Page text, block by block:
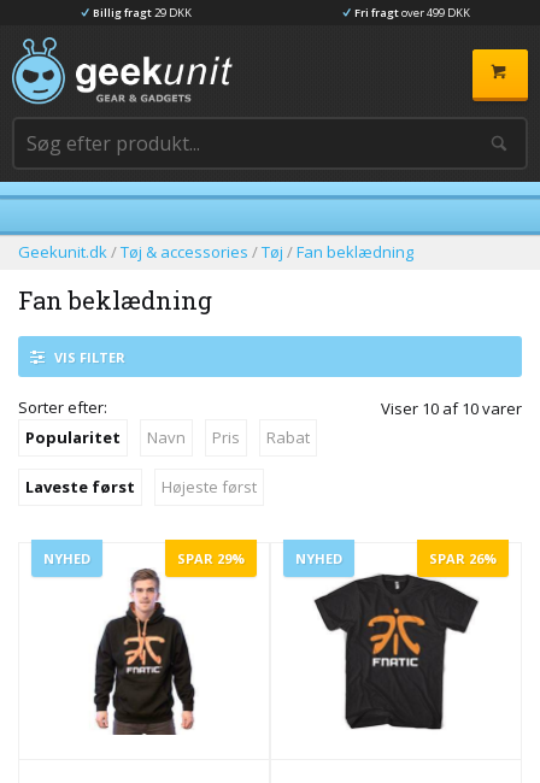
Billig fragt29 DKK Fri fragtover 499 DKK
Geekunit.dk/Tøj & accessories /Tøj /Fan beklædning
Fan beklædning
VIS FILTER
Viser 10 af10varer
Sorter efter:
Popularitet
Navn Pris Rabat
Laveste først Højeste først
NYHED SPAR 29% NYHED SPAR 26%